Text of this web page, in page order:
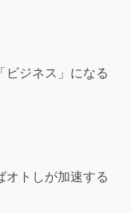
ジネス」になる
オトしが加速する